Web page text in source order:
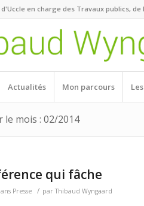
en charge des Travaux publics,
Actualités Mon parcours
le mois : 02/2014
qui fâche
Presse / parThibaud Wyngaard